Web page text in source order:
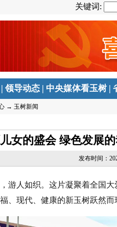
关键词:
|领导动态 | 中央媒体看玉树 |
→ 玉树新闻
女的盛会 绿色发展
发布时间：
人如织。这片凝聚着全国大
、现代、健康的新玉树跃然而